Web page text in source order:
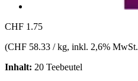
CHF 1.75
(CHF 58.33 / kg, inkl. 2,6% MwSt.
Inhalt: 20 Teebeutel